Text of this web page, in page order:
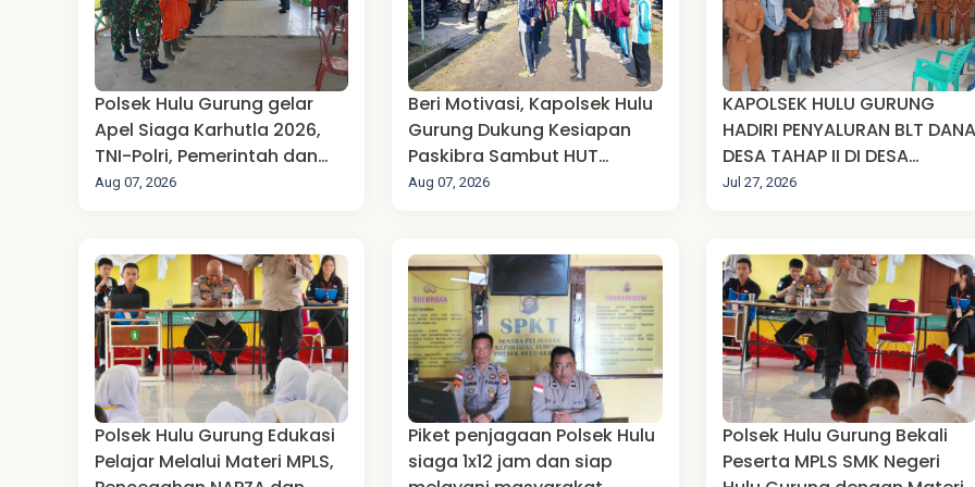
Polsek Hulu Gurung gelar
Apel Siaga Karhutla 2026,
TNI-Polri, Pemerintah dan
masyarakat Perkuat Sinergi
Aug 07, 2026
Beri Motivasi, Kapolsek Hulu
Gurung Dukung Kesiapan
Paskibra Sambut HUT
Kemerdekaan RI ke-81
Aug 07, 2026
KAPOLSEK HULU GURUNG
HADIRI PENYALURAN BLT DANA
DESA TAHAP II DI DESA
LANDAU KUMPANG
Jul 27, 2026
Polsek Hulu Gurung Edukasi
Pelajar Melalui Materi MPLS,
Piket penjagaan Polsek Hulu
siaga 1x12 jam dan siap
Polsek Hulu Gurung Bekali
Peserta MPLS SMK Negeri